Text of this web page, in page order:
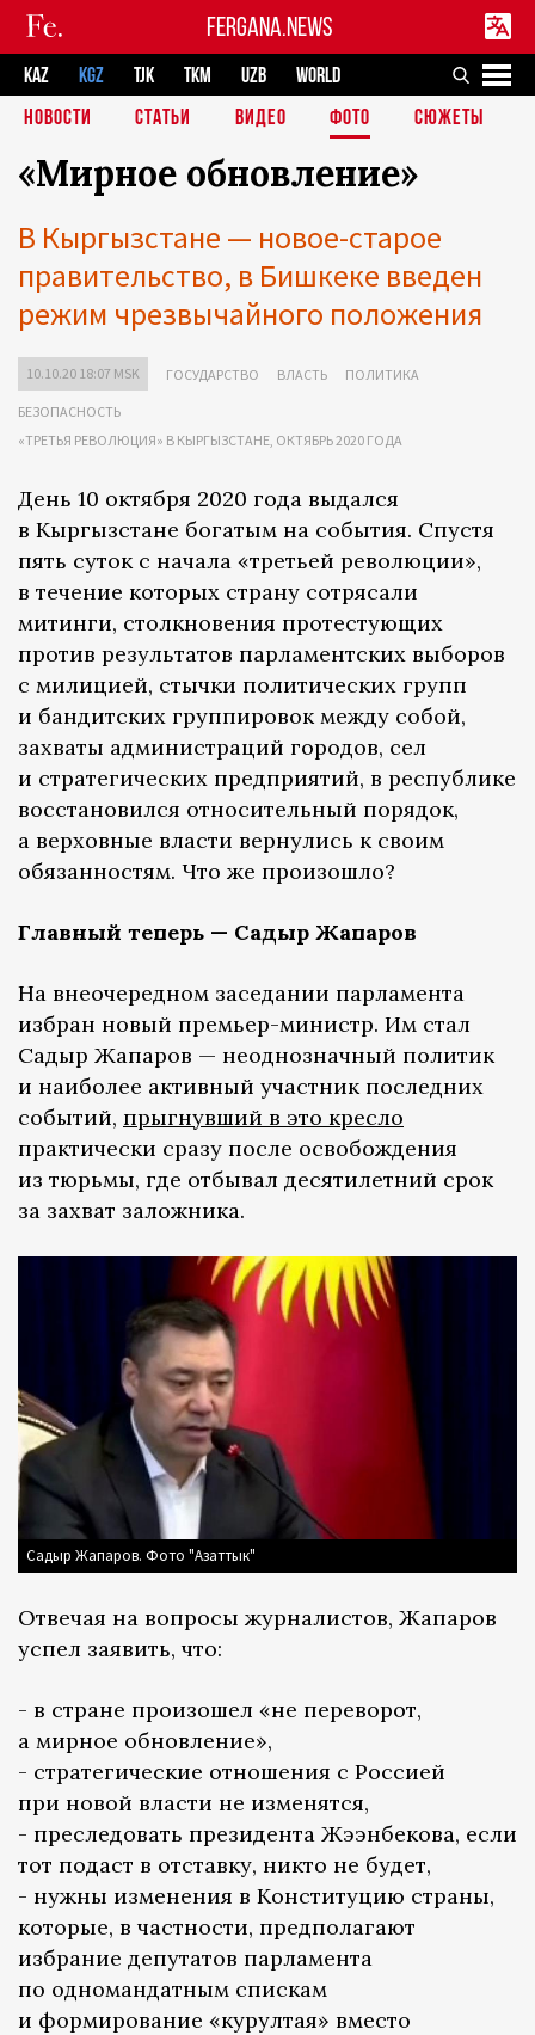
FERGANA.NEWS
KAZ KGZ TJK TKM UZB
WORLD
НОВОСТИ
СТАТЬИ ВИДЕО ФОТО СЮЖЕТЫ
«Мирное обновление»
В Кыргызстане — новое-старое
правительство, в Бишкеке введен
режим чрезвычайного положения
10.10.20 18:07 MSK ГОСУДАРСТВО ВЛАСТЬ ПОЛИТИКА
БЕЗОПАСНОСТЬ
«ТРЕТЬЯ РЕВОЛЮЦИЯ» В КЫРГЫЗСТАНЕ, ОКТЯБРЬ 2020 ГОДА
День 10 октября 2020 года выдался
в Кыргызстане богатым на события. Спустя
пять суток с начала «третьей революции»,
в течение которых страну сотрясали
митинги, столкновения протестующих
против результатов парламентских выборов
с милицией, стычки политических групп
и бандитских группировок между собой,
захваты администраций городов, сел
и стратегических предприятий, в республике
восстановился относительный порядок,
а верховные власти вернулись к своим
обязанностям. Что же произошло?
Главный теперь — Садыр Жапаров
На внеочередном заседании парламента
избран новый премьер-министр. Им стал
Садыр Жапаров — неоднозначный политик
и наиболее активный участник последних
событий, прыгнувший в это кресло
практически сразу после освобождения
из тюрьмы, где отбывал десятилетний срок
за захват заложника.
Садыр Жапаров. Фото "Азаттык"
Отвечая на вопросы журналистов, Жапаров
успел заявить, что:
- в стране произошел «не переворот,
а мирное обновление»,
- стратегические отношения с Россией
при новой власти не изменятся,
- преследовать президента Жээнбекова, если
тот подаст в отставку, никто не будет,
- нужны изменения в Конституцию страны,
которые, в частности, предполагают
избрание депутатов парламента
по одномандатным спискам
и формирование «курултая» вместо